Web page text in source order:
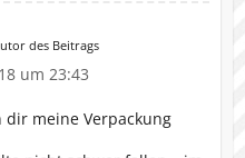
des Beitrags
um 23:43
meine Verpackung